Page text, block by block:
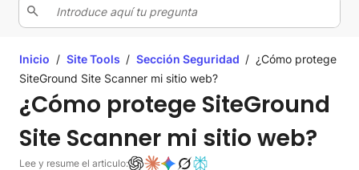
Inicio / Site Tools / Sección Seguridad / ¿Cómo protege
SiteGround Site Scanner mi sitio web?
¿Cómo protege SiteGround
Site Scanner mi sitio web?
Lee y resume el articulo: